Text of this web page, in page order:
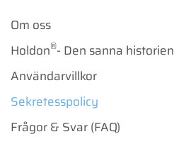
Om oss
Holdon®- Den sanna historien
Användarvillkor
Sekretesspolicy
Frågor & Svar (FAQ)